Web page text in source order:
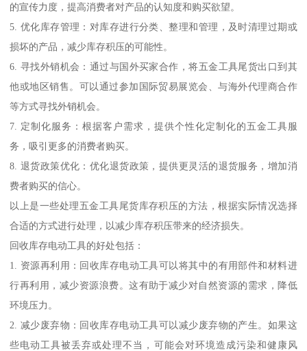
的宣传力度，提高消费者对产品的认知度和购买欲望。
5. 优化库存管理：对库存进行分类、整理和管理，及时清理过期或
损坏的产品，减少库存积压的可能性。
6. 寻找外销机会：通过与国外买家合作，将五金工具尾货出口到其
他或地区销售。可以通过参加国际贸易展览会、与海外代理商合作
等方式寻找外销机会。
7. 定制化服务：根据客户需求，提供个性化定制化的五金工具服
务，吸引更多的消费者购买。
8. 退货政策优化：优化退货政策，提供更灵活的退货服务，增加消
费者购买的信心。
以上是一些处理五金工具尾货库存积压的方法，根据实际情况选择
合适的方式进行处理，以减少库存积压带来的经济损失。
回收库存电动工具的好处包括：
1. 资源再利用：回收库存电动工具可以将其中的有用部件和材料进
行再利用，减少资源浪费。这有助于减少对自然资源的需求，降低
环境压力。
2. 减少废弃物：回收库存电动工具可以减少废弃物的产生。如果这
些电动工具被丢弃或处理不当，可能会对环境造成污染和健康风